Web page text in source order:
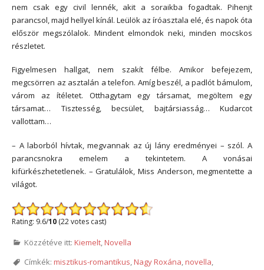
nem csak egy civil lennék, akit a soraikba fogadtak. Pihenjt
parancsol, majd hellyel kínál. Leülök az íróasztala elé, és napok óta
először megszólalok. Mindent elmondok neki, minden mocskos
részletet.
Figyelmesen hallgat, nem szakít félbe. Amikor befejezem,
megcsörren az asztalán a telefon. Amíg beszél, a padlót bámulom,
várom az ítéletet. Otthagytam egy társamat, megöltem egy
társamat… Tisztesség, becsület, bajtársiasság… Kudarcot
vallottam…
– A laborból hívtak, megvannak az új lány eredményei – szól. A
parancsnokra emelem a tekintetem. A vonásai
kifürkészhetetlenek. – Gratulálok, Miss Anderson, megmentette a
világot.
Rating: 9.6/10 (22 votes cast)
Közzétéve itt: Kiemelt,Novella
Címkék: misztikus-romantikus,Nagy Roxána,novella,